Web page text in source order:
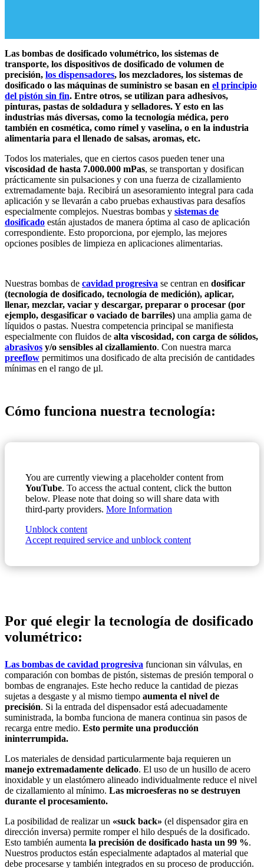
Las bombas de dosificado volumétrico, los sistemas de
transporte, los dispositivos de dosificado de volumen de
precisión, los dispensadores, los mezcladores, los sistemas de
dosificado o las máquinas de suministro se basan en el principio
del pistón sin fin. Entre otros, se utilizan para adhesivos,
pinturas, pastas de soldadura y selladores. Y esto en las
industrias más diversas, como la tecnología médica, pero
también en cosmética, como rímel y vaselina, o en la industria
alimentaria para el llenado de salsas, aromas, etc.
Todos los materiales, que en ciertos casos pueden tener una
viscosidad de hasta 7.000.000 mPas, se transportan y dosifican
prácticamente sin pulsaciones y con una fuerza de cizallamiento
extremadamente baja. Recibirá un asesoramiento integral para cada
aplicación y se llevarán a cabo pruebas exhaustivas para desafíos
especialmente complejos. Nuestras bombas y sistemas de
dosificado están ajustados de manera óptima al caso de aplicación
correspondiente. Esto proporciona, por ejemplo, las mejores
opciones posibles de limpieza en aplicaciones alimentarias.
Nuestras bombas de cavidad progresiva se centran en dosificar
(tecnología de dosificado, tecnología de medición), aplicar,
llenar, mezclar, vaciar y descargar, preparar o procesar (por
ejemplo, desgasificar o vaciado de barriles) una amplia gama de
líquidos o pastas. Nuestra competencia principal se manifiesta
especialmente con fluidos de alta viscosidad, con carga de sólidos,
abrasivos y/o sensibles al cizallamiento. Con nuestra marca
preeflow permitimos una dosificado de alta precisión de cantidades
mínimas en el rango de µl.
Cómo funciona nuestra tecnología:
You are currently viewing a placeholder content from
YouTube. To access the actual content, click the button
below. Please note that doing so will share data with
third-party providers. More Information
Unblock content
Accept required service and unblock content
Por qué elegir la tecnología de dosificado
volumétrico:
Las bombas de cavidad progresiva funcionan sin válvulas, en
comparación con bombas de pistón, sistemas de presión temporal o
bombas de engranajes. Este hecho reduce la cantidad de piezas
sujetas a desgaste y al mismo tiempo aumenta el nivel de
precisión. Si la entrada del dispensador está adecuadamente
suministrada, la bomba funciona de manera continua sin pasos de
recarga entre medio. Esto permite una producción
ininterrumpida.
Los materiales de densidad particularmente baja requieren un
manejo extremadamente delicado. El uso de un husillo de acero
inoxidable y un elastómero alineado individualmente reduce el nivel
de cizallamiento al mínimo. Las microesferas no se destruyen
durante el procesamiento.
La posibilidad de realizar un «suck back» (el dispensador gira en
dirección inversa) permite romper el hilo después de la dosificado.
Esto también aumenta la precisión de dosificado hasta un 99 %.
Nuestros productos están especialmente adaptados al material que
debe procesarse y también integrados en su proceso de producción.